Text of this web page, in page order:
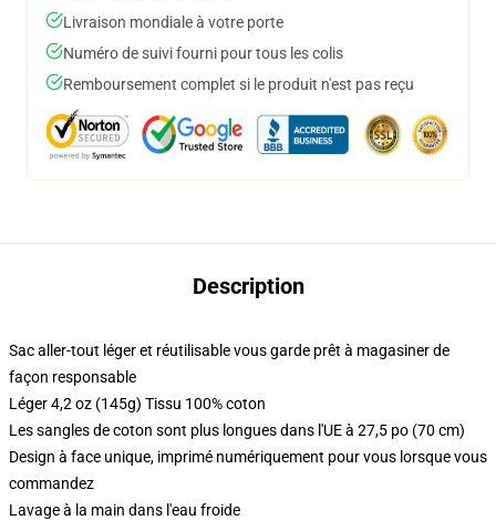
Livraison mondiale à votre porte
Numéro de suivi fourni pour tous les colis
Remboursement complet si le produit n'est pas reçu
Description
Sac aller-tout léger et réutilisable vous garde prêt à magasiner de
façon responsable
Léger 4,2 oz (145g) Tissu 100% coton
Les sangles de coton sont plus longues dans l'UE à 27,5 po (70 cm)
Design à face unique, imprimé numériquement pour vous lorsque vous
commandez
Lavage à la main dans l'eau froide